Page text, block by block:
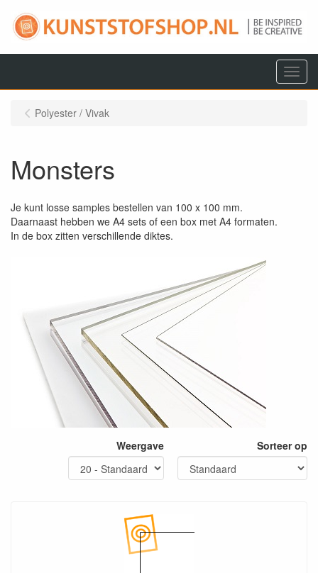
Menu
Polyester / Vivak
Monsters
Je kunt losse samples bestellen van 100 x 100 mm.
Daarnaast hebben we A4 sets of een box met A4 formaten.
In de box zitten verschillende diktes.
Weergave Sorteer op